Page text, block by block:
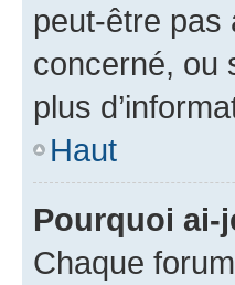
peut-être pas
concerné, ou
plus
Haut
Pourquoi ai-
Chaque